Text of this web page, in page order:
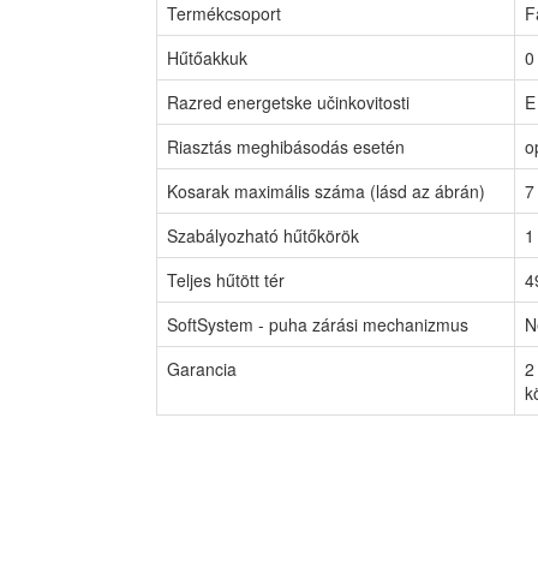
Termékcsoport
Hűtőakkuk
0
Razred energetske učinkovitosti
E
Riasztás meghibásodás esetén
Kosarak maximális száma (lásd az ábrán)
7
Szabályozható hűtőkörök
1
Teljes hűtött tér
SoftSystem - puha zárási mechanizmus
Garancia